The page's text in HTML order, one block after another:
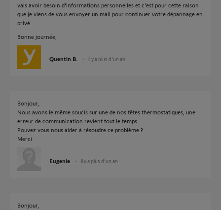
vais avoir besoin d'informations personnelles et c'est pour cette raison
que je viens de vous envoyer un mail pour continuer votre dépannage en
privé.
Bonne journée,
Quentin B. il y a plus d'un an
Bonjour,
Nous avons le même soucis sur une de nos têtes thermostatiques, une
erreur de communication revient tout le temps.
Pouvez vous nous aider à résoudre ce problème ?
Merci
Eugenie il y a plus d'un an
Bonjour,